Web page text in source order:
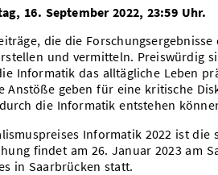
16. September 2022, 23:59 Uhr.
die die
und vermitteln. Preiswürdig
Informatik das alltägliche Leben
Anstöße geben für eine kritische
die Informatik entstehen
Informatik 2022 ist die
findet am 26. Januar 2023 am
in Saarbrücken statt.